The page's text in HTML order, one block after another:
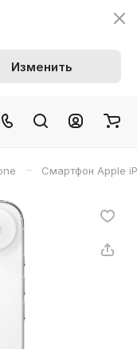
Изменить
– Смартфон Apple